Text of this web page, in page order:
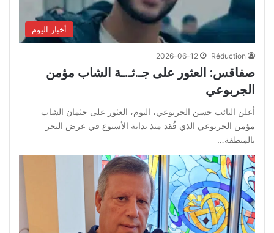
أخبار اليوم
Réduction
2026-06-12
صفاقس: العثور على جـ.ثـ.ـة الشاب مؤمن
الجربوعي
أعلن النائب حسن الجربوعي، اليوم، العثور على جثمان الشاب
مؤمن الجربوعي الذي فُقد منذ بداية الأسبوع في عرض البحر
بالمنطقة…